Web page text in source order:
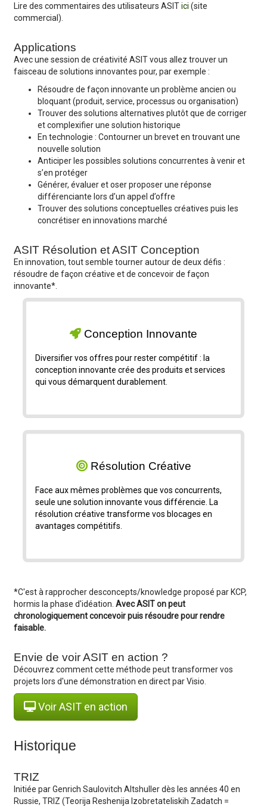
Lire des commentaires des utilisateurs ASITici (site
commercial).
Applications
Avec une session de créativité ASIT vous allez trouver un
faisceau de solutions innovantes pour, par exemple :
Résoudre de façon innovante un problème ancien ou
bloquant (produit, service, processus ou organisation)
Trouver des solutions alternatives plutôt que de corriger
et complexifier une solution historique
En technologie : Contourner un brevet en trouvant une
nouvelle solution
Anticiper les possibles solutions concurrentes à venir et
s’en protéger
Générer, évaluer et oser proposer une réponse
différenciante lors d’un appel d’offre
Trouver des solutions conceptuelles créatives puis les
concrétiser en innovations marché
ASIT Résolution et ASIT Conception
En innovation, tout semble tourner autour de deux défis :
résoudre de façon créative et de concevoir de façon
innovante*.
Conception Innovante
Diversifier vos offres pour rester compétitif : la
conception innovante crée des produits et services
qui vous démarquent durablement.
Résolution Créative
Face aux mêmes problèmes que vos concurrents,
seule une solution innovante vous différencie. La
résolution créative transforme vos blocages en
avantages compétitifs.
*C'est à rapprocher desconcepts/knowledge proposé par KCP,
hormis la phase d'idéation. Avec ASIT on peut
chronologiquement concevoir puis résoudre pour rendre
faisable.
Envie de voir ASIT en action ?
Découvrez comment cette méthode peut transformer vos
projets lors d'une démonstration en direct par Visio.
Voir ASIT en action
Historique
TRIZ
Initiée par Genrich Saulovitch Altshuller dès les années 40 en
Russie, TRIZ (Teorija Reshenija Izobretateliskih Zadatch =